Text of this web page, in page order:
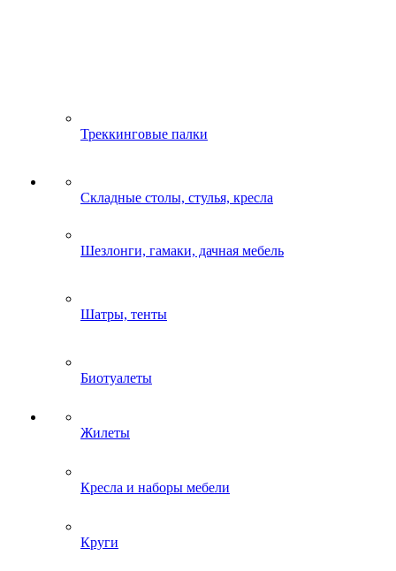
Треккинговые палки
Складные столы, стулья, кресла
Шезлонги, гамаки, дачная мебель
Шатры, тенты
Биотуалеты
Жилеты
Кресла и наборы мебели
Круги